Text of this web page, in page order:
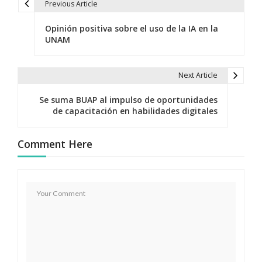
c
i
Previous Article
Opinión positiva sobre el uso de la IA en la
UNAM
Next Article
Se suma BUAP al impulso de oportunidades
de capacitación en habilidades digitales
Comment Here